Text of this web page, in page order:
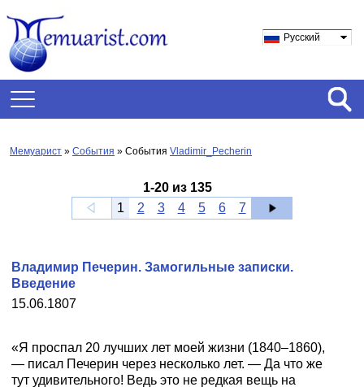
Русский
Мемуарист » События » События Vladimir_Pecherin
1-20 из 135
1
2 3 4 5 6 7
15.06.1807
Владимир Печерин. Замогильные записки.
Введение
«Я проспал 20 лучших лет моей жизни (1840–1860),
— писал Печерин через несколько лет. — Да что же
тут удивительного! Ведь это не редкая вещь на